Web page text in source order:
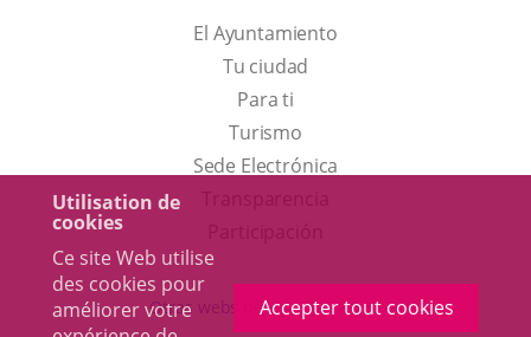
Utilisation de
cookies
Ce site Web utilise
des cookies pour
améliorer votre
Accepter tout cookies
El Ayuntamiento
Tu ciudad
Para ti
TurismoEste
enlace
una
ventana
Sede Electrónica
externa.
Otras webs del ayuntamiento